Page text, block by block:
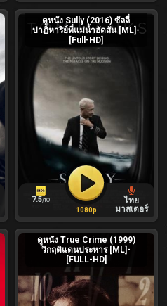
ดูหนัง Sully (2016) ซัลลี่
ปาฏิหาริย์ที่แม่น้ำฮัดสัน [ML]-
[Full-HD]
7.5/10
ไทย
มาสเตอร์
1080p
ดูหนัง True Crime (1999)
วิกฤติแดนประหาร [ML]-
[FULL-HD]